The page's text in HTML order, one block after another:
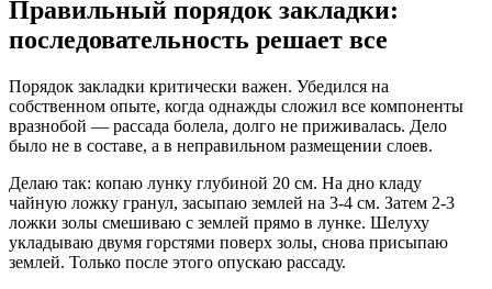
Правильный порядок закладки:
последовательность решает все
Порядок закладки критически важен. Убедился на
собственном опыте, когда однажды сложил все компоненты
вразнобой — рассада болела, долго не приживалась. Дело
было не в составе, а в неправильном размещении слоев.
Делаю так: копаю лунку глубиной 20 см. На дно кладу
чайную ложку гранул, засыпаю землей на 3-4 см. Затем 2-3
ложки золы смешиваю с землей прямо в лунке. Шелуху
укладываю двумя горстями поверх золы, снова присыпаю
землей. Только после этого опускаю рассаду.